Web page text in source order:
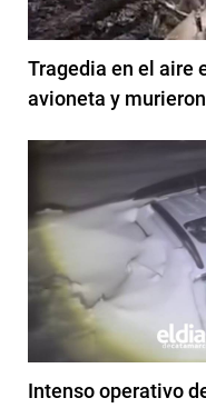
Tragedia en el aire
avioneta y
Intenso operativo